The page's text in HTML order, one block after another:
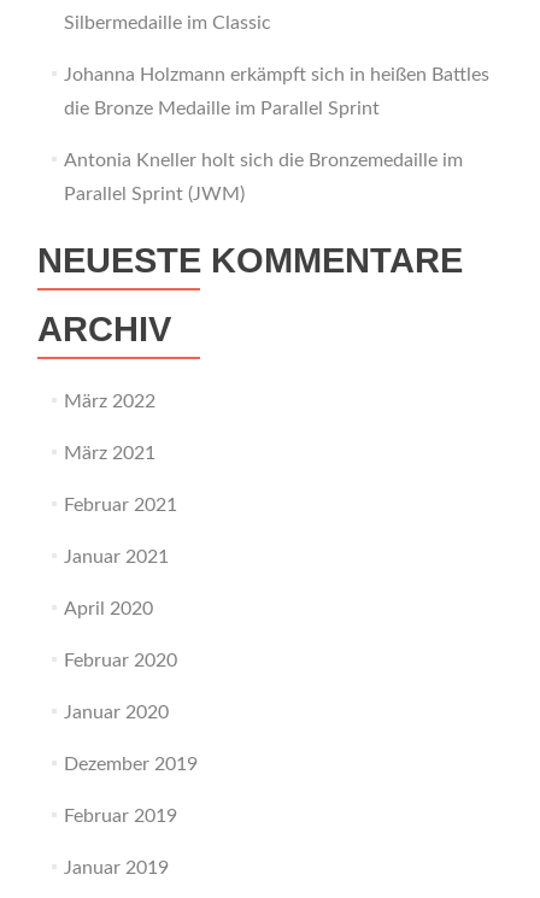
Silbermedaille im Classic
Johanna Holzmann erkämpft sich in heißen Battles
die Bronze Medaille im Parallel Sprint
Antonia Kneller holt sich die Bronzemedaille im
Parallel Sprint (JWM)
NEUESTE KOMMENTARE
ARCHIV
März 2022
März 2021
Februar 2021
Januar 2021
April 2020
Februar 2020
Januar 2020
Dezember 2019
Februar 2019
Januar 2019